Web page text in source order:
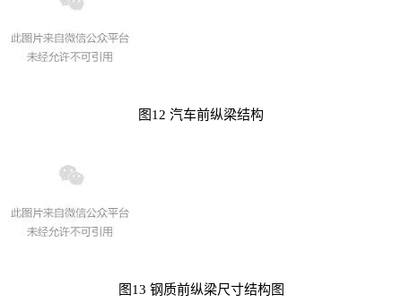
图12 汽车前纵梁结构
图13 钢质前纵梁尺寸结构图